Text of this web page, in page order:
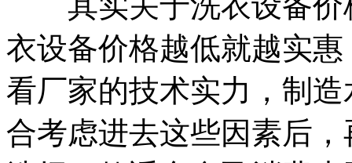
衣设备价格越低就越实
看厂家的技术实力，制
合考虑进去这些因素后